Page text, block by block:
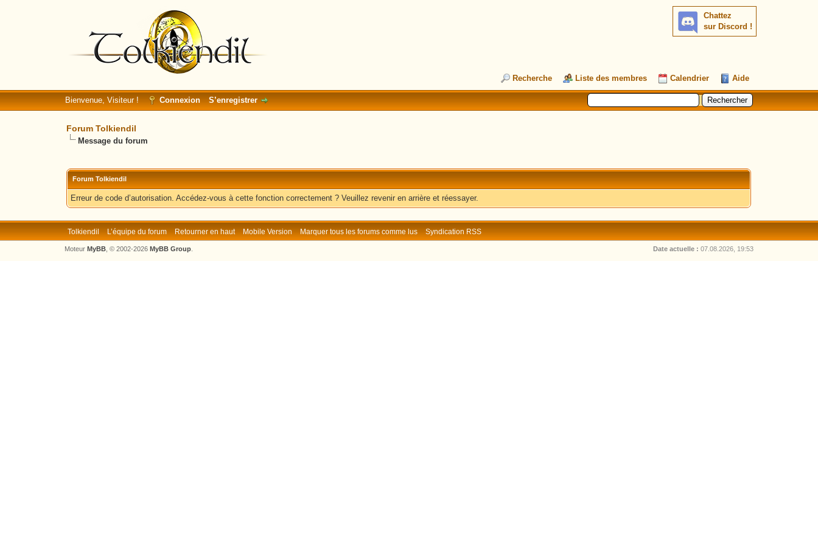
Chattez
sur Discord !
Recherche Liste des membres Calendrier Aide
Bienvenue, Visiteur ! Connexion S’enregistrer
Forum Tolkiendil
Message du forum
Forum Tolkiendil
Erreur de code d’autorisation. Accédez-vous à cette fonction correctement ? Veuillez revenir en arrière et réessayer.
Tolkiendil L’équipe du forum Retourner en haut Mobile Version Marquer tous les forums comme lus Syndication RSS
Date actuelle : 07.08.2026, 19:53
Moteur MyBB, © 2002-2026 MyBB Group.